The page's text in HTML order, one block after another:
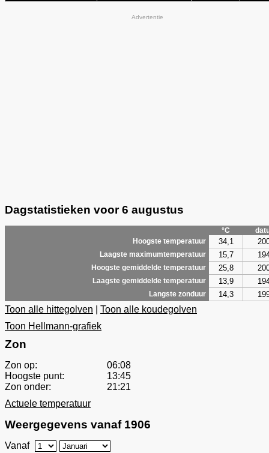
Advertentie
Dagstatistieken voor 6 augustus
°C
Hoogste temperatuur
34,1
Laagste maximumtemperatuur 15,7
Hoogste gemiddelde temperatuur 25,8
Laagste gemiddelde temperatuur 13,9
Langste zonduur 14,3
Toon alle hittegolven
Toon alle koudegolven
Toon Hellmann-grafiek
Zon
Zon op:
06:08
Hoogste punt:
13:45
Zon onder:
21:21
Actuele temperatuur
Weergegevens vanaf 1906
Vanaf